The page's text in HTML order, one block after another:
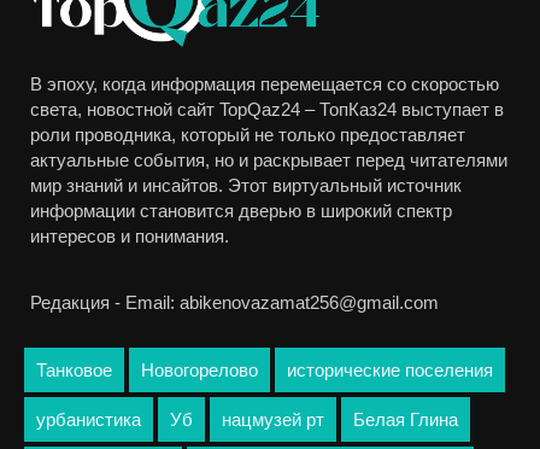
В эпоху, когда информация перемещается со скоростью
света, новостной сайт TopQaz24 – ТопКаз24 выступает в
роли проводника, который не только предоставляет
актуальные события, но и раскрывает перед читателями
мир знаний и инсайтов. Этот виртуальный источник
информации становится дверью в широкий спектр
интересов и понимания.
Редакция - Email: abikenovazamat256@gmail.com
Танковое Новогорелово исторические поселения
урбанистика Уб нацмузей рт Белая Глина